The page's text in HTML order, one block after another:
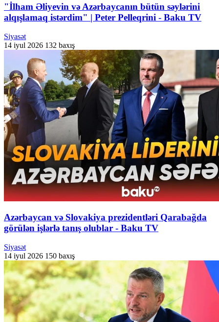
"İlham Əliyevin və Azərbaycanın bütün səylərini
alqışlamaq istərdim" | Peter Pelleqrini - Baku TV
Siyasət
14 iyul 2026 132 baxış
Azərbaycan və Slovakiya prezidentləri Qarabağda
görülən işlərlə tanış olublar - Baku TV
Siyasət
14 iyul 2026 150 baxış